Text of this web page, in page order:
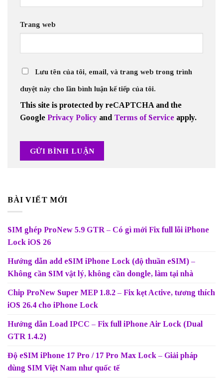
BÀI VIẾT MỚI
SIM ghép ProNew 5.9 GTR – Có gì mới Fix full lỗi iPhone
Lock iOS 26
Hướng dẫn add eSIM iPhone Lock (độ thuần eSIM) –
Không cần SIM vật lý, không cần dongle, làm tại nhà
Chip ProNew Super MEP 1.8.2 – Fix kẹt Active, tương thích
iOS 26.4 cho iPhone Lock
Hướng dẫn Load IPCC – Fix full iPhone Air Lock (Dual
GTR 1.4.2)
Độ eSIM iPhone 17 Pro / 17 Pro Max Lock – Giải pháp
dùng SIM Việt Nam như quốc tế
Trang web
Lưu tên của tôi, email, và trang web trong trình
duyệt này cho lần bình luận kế tiếp của tôi.
This site is protected by reCAPTCHA and the
Google Privacy Policy and Terms of Service apply.